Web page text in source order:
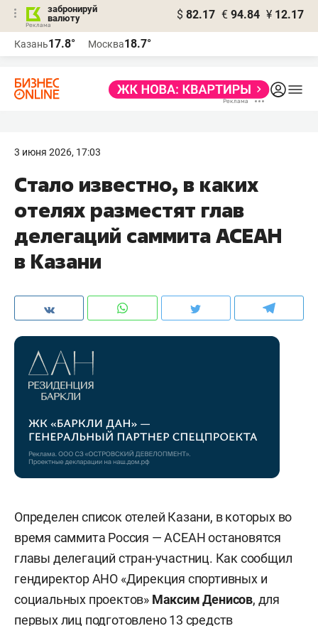
забронируй
валюту
$ 82.17 € 94.84 ¥ 12.17
Казань17.8° Москва18.7°
3 июня 2026, 17:03
Стало известно, в каких
отелях разместят глав
делегаций саммита АСЕАН
в Казани
Определен список отелей Казани, в которых во
время саммита Россия — АСЕАН остановятся
главы делегаций стран-участниц. Как сообщил
гендиректор АНО «Дирекция спортивных и
социальных проектов» Максим Денисов, для
первых лиц подготовлено 13 средств